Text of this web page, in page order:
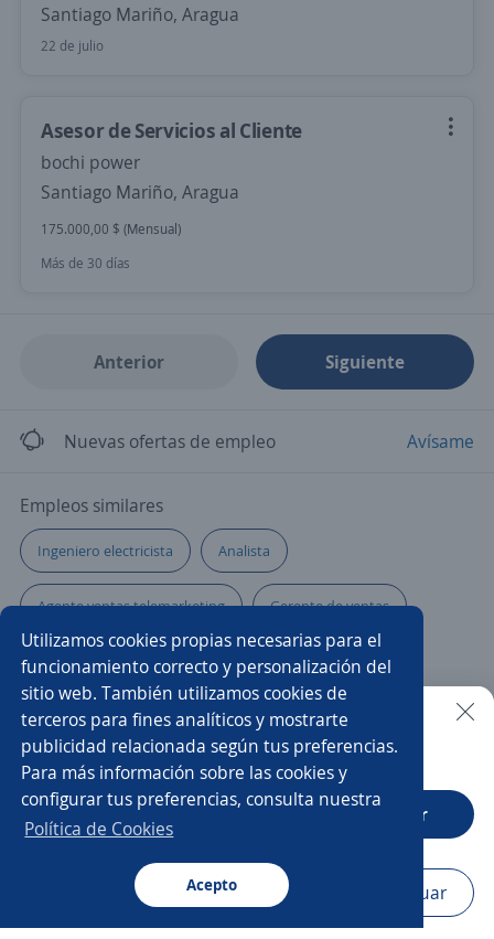
Utilizamos cookies propias necesarias para el
funcionamiento correcto y personalización del
sitio web. También utilizamos cookies de
terceros para fines analíticos y mostrarte
publicidad relacionada según tus preferencias.
Para más información sobre las cookies y
configurar tus preferencias, consulta nuestra
Política de Cookies
Acepto
Buscar Postulaciones Avisos Favoritos
Santiago Mariño, Aragua
22 de julio
Asesor de Servicios al Cliente
bochi power
Santiago Mariño, Aragua
175.000,00 $ (Mensual)
Más de 30 días
Anterior Siguiente
Nuevas ofertas de empleo Avísame
Empleos similares
Ingeniero electricista Analista
Agente ventas telemarketing Gerente de ventas
Ingeniero/a industrial Analista de seguridad
Técnico/a electricista Especialista en ventas
Asistente de producción Asesor de ventas
Representante de ventas
Especialista en inventarios Mecánico/a
Buscar es más fácil en la app
CT App Abrir
Navegador Continuar